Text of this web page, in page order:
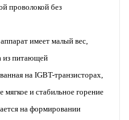
проволокой без
имеет малый вес,
из питающей
на IGBT-транзисторах,
мягкое и стабильное горение
на формировании